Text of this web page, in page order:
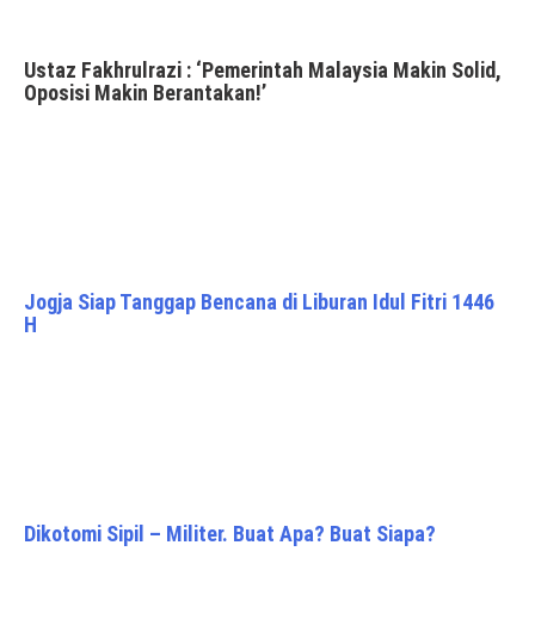
Ustaz Fakhrulrazi : ‘Pemerintah Malaysia Makin Solid,
Oposisi Makin Berantakan!’
Jogja Siap Tanggap Bencana di Liburan Idul Fitri 1446
H
Dikotomi Sipil – Militer. Buat Apa? Buat Siapa?